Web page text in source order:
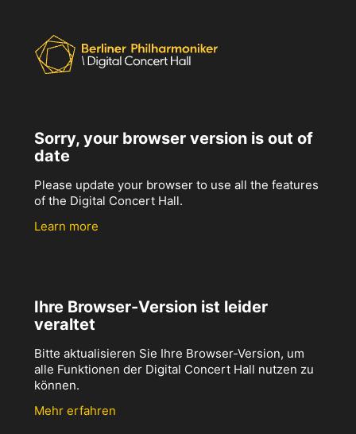
Sorry, your browser version is out of
date
Please update your browser to use all the features
of the Digital Concert Hall.
Learn more
Ihre Browser-Version ist leider
veraltet
Bitte aktualisieren Sie Ihre Browser-Version, um
alle Funktionen der Digital Concert Hall nutzen zu
können.
Mehr erfahren